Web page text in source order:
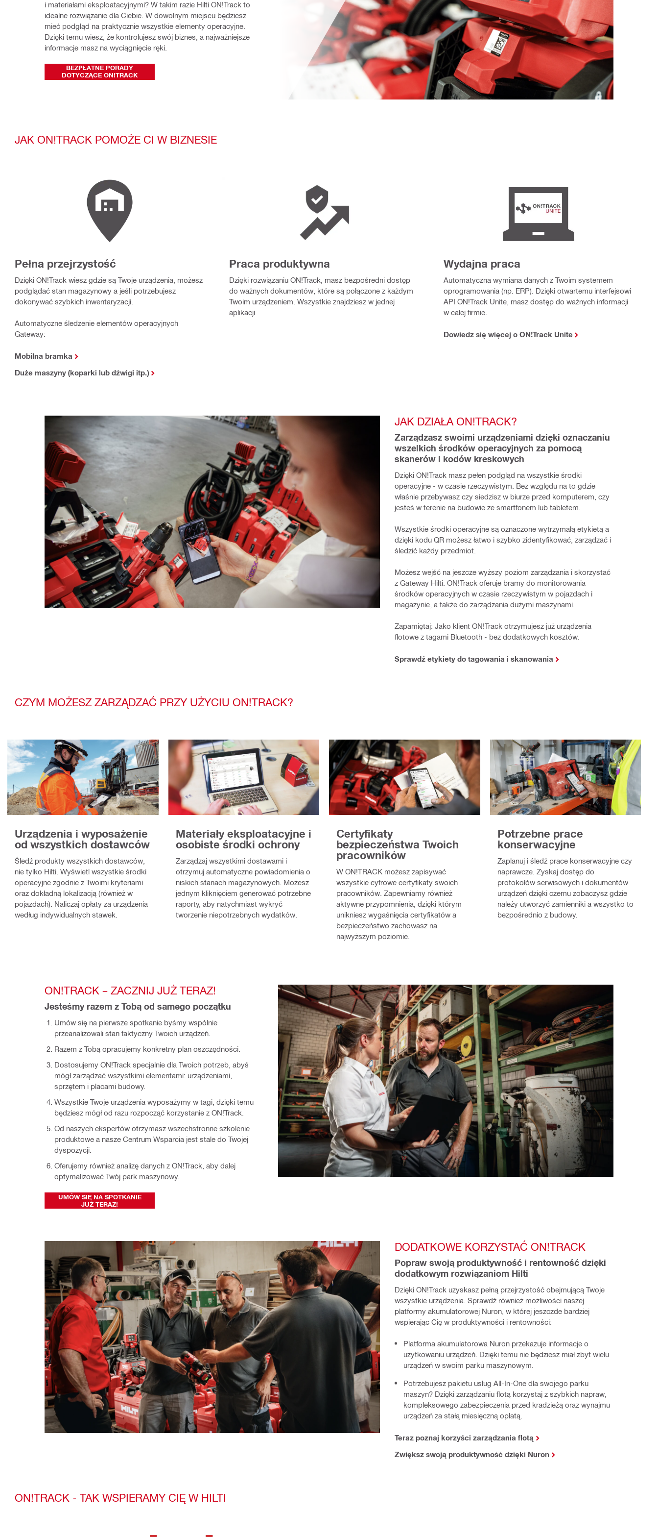
i materiałami eksploatacyjnymi? W takim razie Hilti ON!Track to
idealne rozwiązanie dla Ciebie. W dowolnym miejscu będziesz
mieć podgląd na praktycznie wszystkie elementy operacyjne.
Dzięki temu wiesz, że kontrolujesz swój biznes, a najważniejsze
informacje masz na wyciągnięcie ręki.
BEZPŁATNE PORADY
DOTYCZĄCE ON!TRACK
JAK ON!TRACK POMOŻE CI W BIZNESIE
Pełna przejrzystość
Dzięki ON!Track wiesz gdzie są Twoje urządzenia, możesz
podglądać stan magazynowy a jeśli potrzebujesz
dokonywać szybkich inwentaryzacji.​
Automatyczne śledzenie elementów operacyjnych
Gateway:
Mobilna bramka
Duże maszyny (koparki lub dźwigi itp.)
Praca produktywna
Dzięki rozwiązaniu ON!Track, masz bezpośredni dostęp
do ważnych dokumentów, które są połączone z każdym
Twoim urządzeniem.​ Wszystkie znajdziesz w jednej
aplikacji
Wydajna praca
Automatyczna wymiana danych z Twoim systemem
oprogramowania (np. ERP). Dzięki otwartemu interfejsowi
API ON!Track Unite, masz dostęp do ważnych informacji
w całej firmie.​
Dowiedz się więcej o ON!Track Unite
JAK DZIAŁA ON!TRACK?
Zarządzasz swoimi urządzeniami dzięki oznaczaniu
wszelkich środków operacyjnych za pomocą
skanerów i kodów kreskowych
Dzięki ON!Track masz pełen podgląd na wszystkie środki
operacyjne - w czasie rzeczywistym. Bez względu na to gdzie
właśnie przebywasz czy siedzisz w biurze przed komputerem, czy
jesteś w terenie na budowie ze smartfonem lub tabletem.​
Wszystkie środki operacyjne są oznaczone wytrzymałą etykietą a
dzięki kodu QR możesz łatwo i szybko zidentyfikować, zarządzać i
śledzić każdy przedmiot.​
Możesz wejść na jeszcze wyższy poziom zarządzania i skorzystać
z Gateway Hilti. ON!Track oferuje bramy do monitorowania
środków operacyjnych w czasie rzeczywistym w pojazdach i
magazynie, a także do zarządzania dużymi maszynami.​
Zapamiętaj: Jako klient ON!Track otrzymujesz już urządzenia
flotowe z tagami Bluetooth - bez dodatkowych kosztów.​
Sprawdź etykiety do tagowania i skanowania
CZYM MOŻESZ ZARZĄDZAĆ PRZY UŻYCIU ON!TRACK?
Urządzenia i wyposażenie
od wszystkich dostawców
Śledź produkty wszystkich dostawców,
nie tylko Hilti. Wyświetl wszystkie środki
operacyjne zgodnie z Twoimi kryteriami
oraz dokładną lokalizacją (również w
pojazdach). Naliczaj opłaty za urządzenia
według indywidualnych stawek.
Materiały eksploatacyjne i
osobiste środki ochrony
Zarządzaj wszystkimi dostawami i
otrzymuj automatyczne powiadomienia o
niskich stanach magazynowych. Możesz
jednym kliknięciem generować potrzebne
raporty, aby natychmiast wykryć
tworzenie niepotrzebnych wydatków.
Certyfikaty
bezpieczeństwa Twoich
pracowników
W ON!TRACK możesz zapisywać
wszystkie cyfrowe certyfikaty swoich
pracowników. Zapewniamy również
aktywne przypomnienia, dzięki którym
unikniesz wygaśnięcia certyfikatów a
bezpieczeństwo zachowasz na
najwyższym poziomie.
Potrzebne prace
konserwacyjne
Zaplanuj i śledź prace konserwacyjne czy
naprawcze. Zyskaj dostęp do
protokołów serwisowych i dokumentów
urządzeń dzięki czemu zobaczysz gdzie
należy utworzyć zamienniki a wszystko to
bezpośrednio z budowy.
ON!TRACK – ZACZNIJ JUŻ TERAZ!
Jesteśmy razem z Tobą od samego początku
Umów się na pierwsze spotkanie byśmy wspólnie
przeanalizowali stan faktyczny Twoich urządzeń.
Razem z Tobą opracujemy konkretny plan oszczędności.
Dostosujemy ON!Track specjalnie dla Twoich potrzeb, abyś
mógł zarządzać wszystkimi elementami: urządzeniami,
sprzętem i placami budowy.
Wszystkie Twoje urządzenia wyposażymy w tagi, dzięki temu
będziesz mógł od razu rozpocząć korzystanie z ON!Track.
Od naszych ekspertów otrzymasz wszechstronne szkolenie
produktowe a nasze Centrum Wsparcia jest stale do Twojej
dyspozycji.
Oferujemy również analizę danych z ON!Track, aby dalej
optymalizować Twój park maszynowy.
UMÓW SIĘ NA SPOTKANIE
JUŻ TERAZ!
DODATKOWE KORZYSTAĆ ON!TRACK
Popraw swoją produktywność i rentowność dzięki
dodatkowym rozwiązaniom Hilti​
Dzięki ON!Track uzyskasz pełną przejrzystość obejmującą Twoje
wszystkie urządzenia. Sprawdź również możliwości naszej
platformy akumulatorowej Nuron, w której jeszczde bardziej
wspierając Cię w produktywności i rentowności:​
Platforma akumulatorowa Nuron przekazuje informacje o
użytkowaniu urządzeń. Dzięki temu nie będziesz miał zbyt wielu
urządzeń w swoim parku maszynowym.​
Potrzebujesz pakietu usług All-In-One dla swojego parku
maszyn? Dzięki zarządzaniu flotą korzystaj z szybkich napraw,
kompleksowego zabezpieczenia przed kradzieżą oraz wynajmu
urządzeń za stałą miesięczną opłatą.​
Teraz poznaj korzyści zarządzania flotą
Zwiększ swoją produktywność dzięki Nuron
ON!TRACK - TAK WSPIERAMY CIĘ W HILTI